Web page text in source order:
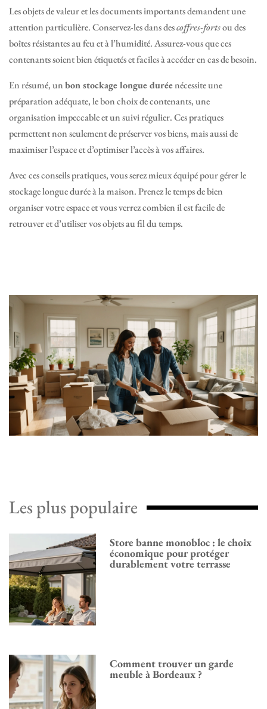
Les objets de valeur et les documents importants demandent une
attention particulière. Conservez-les dans descoffres-fortsou des
boîtes résistantes au feu et à l’humidité. Assurez-vous que ces
contenants soient bien étiquetés et faciles à accéder en cas de besoin.
En résumé, unbon stockage longue duréenécessite une
préparation adéquate, le bon choix de contenants, une
organisation impeccable et un suivi régulier. Ces pratiques
permettent non seulement de préserver vos biens, mais aussi de
maximiser l’espace et d’optimiser l’accès à vos affaires.
Avec ces conseils pratiques, vous serez mieux équipé pour gérer le
stockage longue durée à la maison. Prenez le temps de bien
organiser votre espace et vous verrez combien il est facile de
retrouver et d’utiliser vos objets au fil du temps.
Les plus populaire
Store banne monobloc : le choix
économique pour protéger
durablement votre terrasse
Comment trouver un garde
meuble à Bordeaux ?